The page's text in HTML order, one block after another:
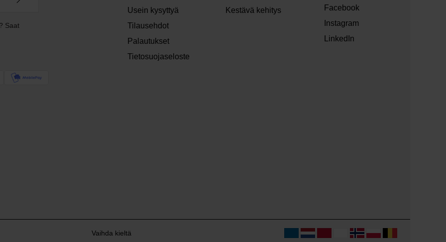
Saat
Usein kysyttyä
Tilausehdot
Palautukset
Tietosuojaseloste
Kestävä kehitys
Facebook
Instagram
LinkedIn
Vaihda kieltä